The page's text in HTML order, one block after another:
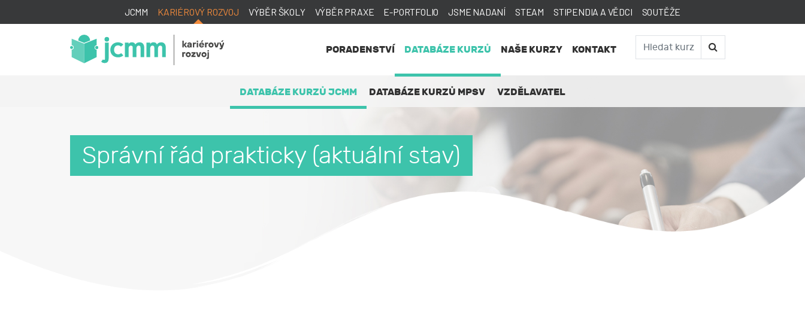
JCMM KARIÉROVÝ ROZVOJ VÝBĚR ŠKOLY VÝBĚR PRAXE E-PORTFOLIO JSME NADANÍ STEAM STIPENDIA A VĚDCI SOUTĚŽE
PORADENSTVÍ DATABÁZE KURZŮ
DATABÁZE KURZŮ JCMM DATABÁZE KURZŮ MPSV VZDĚLAVATEL
NAŠE KURZY KONTAKT
Správní řád prakticky (aktuální stav)